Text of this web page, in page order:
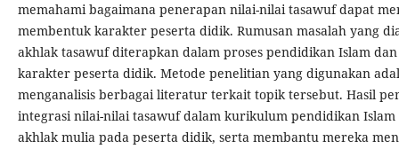
memahami bagaimana penerapan nilai-nilai tasawuf dapat
membentuk karakter peserta didik. Rumusan masalah yang
akhlak tasawuf diterapkan dalam proses pendidikan Islam
karakter peserta didik. Metode penelitian yang digunakan
menganalisis berbagai literatur terkait topik tersebut. Hasil
integrasi nilai-nilai tasawuf dalam kurikulum pendidikan
akhlak mulia pada peserta didik, serta membantu mereka